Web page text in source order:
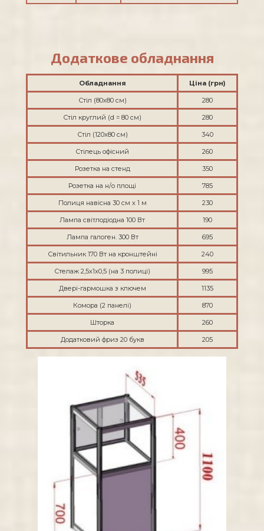
Додаткове обладнання
Обладнання Ціна (грн)
Стіл (80х80 см) 280
Стіл круглий (d = 80 см) 280
Стіл (120х80 см) 340
Стілець офісний 260
Розетка на стенд 350
Розетка на н/о площі 785
Полиця навісна 30 см х 1 м 230
Лампа світлодіодна 100 Вт 190
Лампа галоген. 300 Вт 695
Світильник 170 Вт на кронштейні 240
Стелаж 2,5х1х0,5 (на 3 полиці) 995
Двері-гармошка з ключем 1135
Комора (2 панелі) 870
Шторка 260
Додатковий фриз 20 букв 205